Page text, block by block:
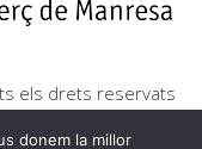
els drets reservats
Política de cookies
donem la millor